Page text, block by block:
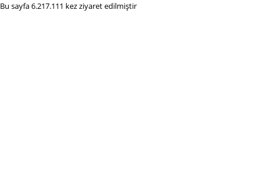
Bu sayfa 6.217.111 kez ziyaret edilmiştir